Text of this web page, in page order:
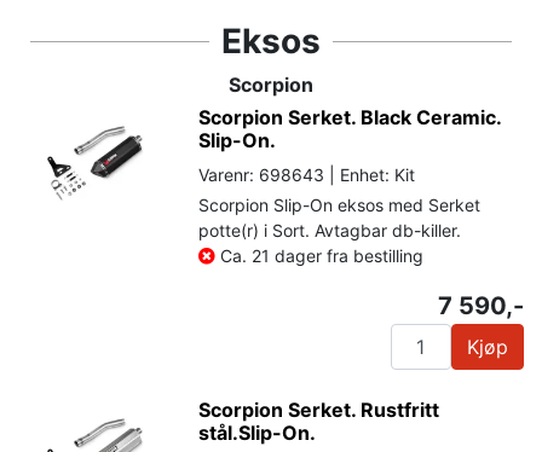
Eksos
Scorpion
Scorpion Serket. Black Ceramic.
Slip-On.
Varenr: 698643 | Enhet: Kit
Scorpion Slip-On eksos med Serket
potte(r) i Sort. Avtagbar db-killer.
Ca. 21 dager fra bestilling
7 590,-
Kjøp
Scorpion Serket. Rustfritt
stål.Slip-On.